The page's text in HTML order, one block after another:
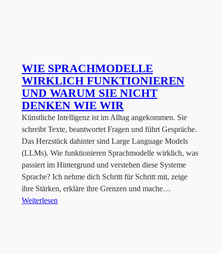
WIE SPRACHMODELLE
WIRKLICH FUNKTIONIEREN
UND WARUM SIE NICHT
DENKEN WIE WIR
Künstliche Intelligenz ist im Alltag angekommen. Sie
schreibt Texte, beantwortet Fragen und führt Gespräche.
Das Herzstück dahinter sind Large Language Models
(LLMs). Wie funktionieren Sprachmodelle wirklich, was
passiert im Hintergrund und verstehen diese Systeme
Sprache? Ich nehme dich Schritt für Schritt mit, zeige
ihre Stärken, erkläre ihre Grenzen und mache…
Weiterlesen